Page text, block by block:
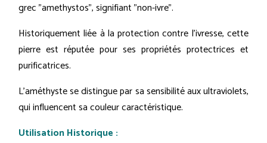
grec "amethystos", signifiant "non-ivre".
Historiquement liée à la protection contre l'ivresse, cette
pierre est réputée pour ses propriétés protectrices et
purificatrices.
L'améthyste se distingue par sa sensibilité aux ultraviolets,
qui influencent sa couleur caractéristique.
Utilisation Historique :